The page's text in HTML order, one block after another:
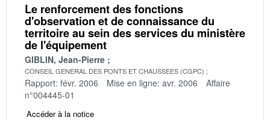
Le renforcement des fonctions
d'observation et de connaissance du
territoire au sein des services du ministère
de l'équipement
GIBLIN, Jean-Pierre
CONSEIL GENERAL DES PONTS ET CHAUSSEES (CGPC)
Rapport: févr. 2006 Mise en ligne: avr. 2006
Affaire
n°004445-01
Accéder à la notice